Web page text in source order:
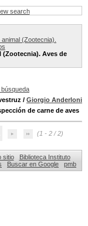
search
(Zootecnia).
(Zootecnia). Aves de
búsqueda
/ Giorgio Anderloni
de carne de aves
(1 - 2 / 2)
sitio
Biblioteca Instituto
Buscar en Google pmb